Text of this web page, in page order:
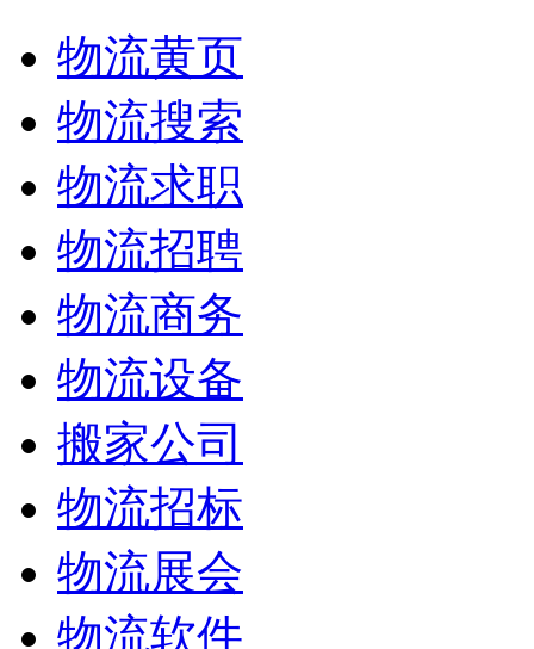
物流黄页
物流搜索
物流求职
物流招聘
物流商务
物流设备
搬家公司
物流招标
物流展会
物流软件